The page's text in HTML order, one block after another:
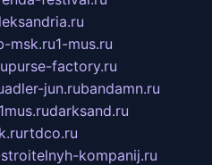
msk.ru1-mus.ru
purse-factory.ru
adler-jun.rubandamn.ru
1mus.rudarksand.ru
rtdco.ru
kompanij.ru